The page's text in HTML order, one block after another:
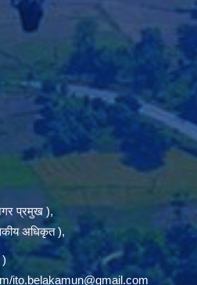
प्रमुख ),
अधिकृत ),
)
ito.belakamun@gmail.com